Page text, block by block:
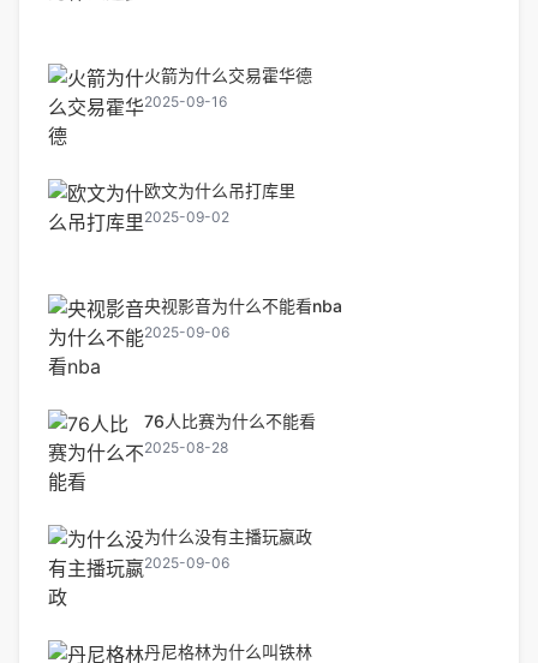
火箭为什么交易霍华德
2025-09-16
欧文为什么吊打库里
2025-09-02
央视影音为什么不能看nba
2025-09-06
76人比赛为什么不能看
2025-08-28
为什么没有主播玩嬴政
2025-09-06
丹尼格林为什么叫铁林